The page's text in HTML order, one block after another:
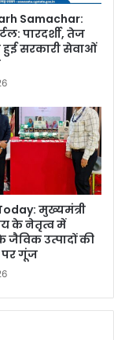
Samachar:
पारदर्शी, तेज
सरकारी सेवाओं
मुख्यमंत्री
के नेतृत्व में
जैविक उत्पादों की
पर गूंज